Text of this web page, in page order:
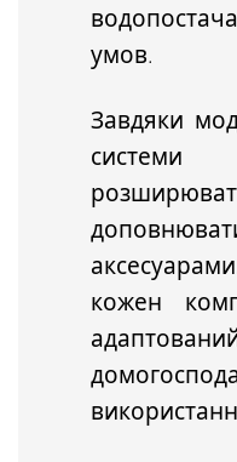
умов.
Завдяки
аксесуарами
кожен